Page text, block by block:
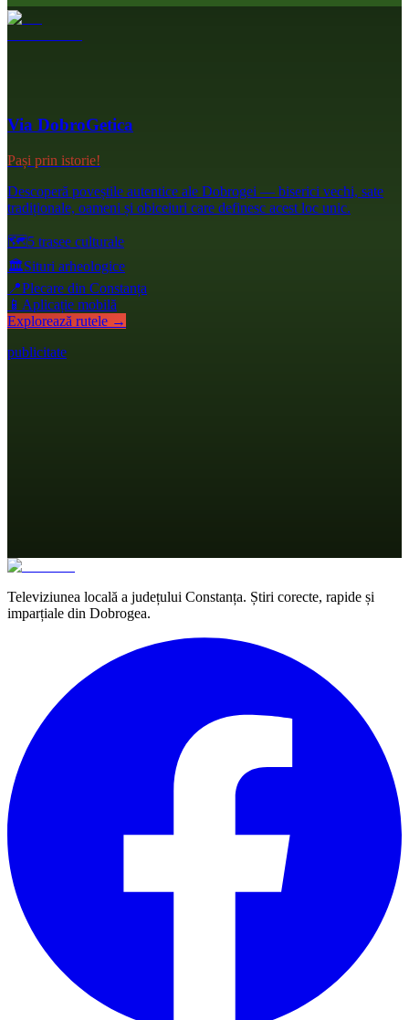
Via DobroGetica
Pași prin istorie!
Descoperă poveștile autentice ale Dobrogei — biserici vechi, sate
tradiționale, oameni și obiceiuri care definesc acest loc unic.
🗺️5 trasee culturale
🏛️Situri arheologice
📍Plecare din Constanța
📱 Aplicație mobilă
Explorează rutele →
publicitate
Televiziunea locală a județului Constanța. Știri corecte, rapide și
imparțiale din Dobrogea.